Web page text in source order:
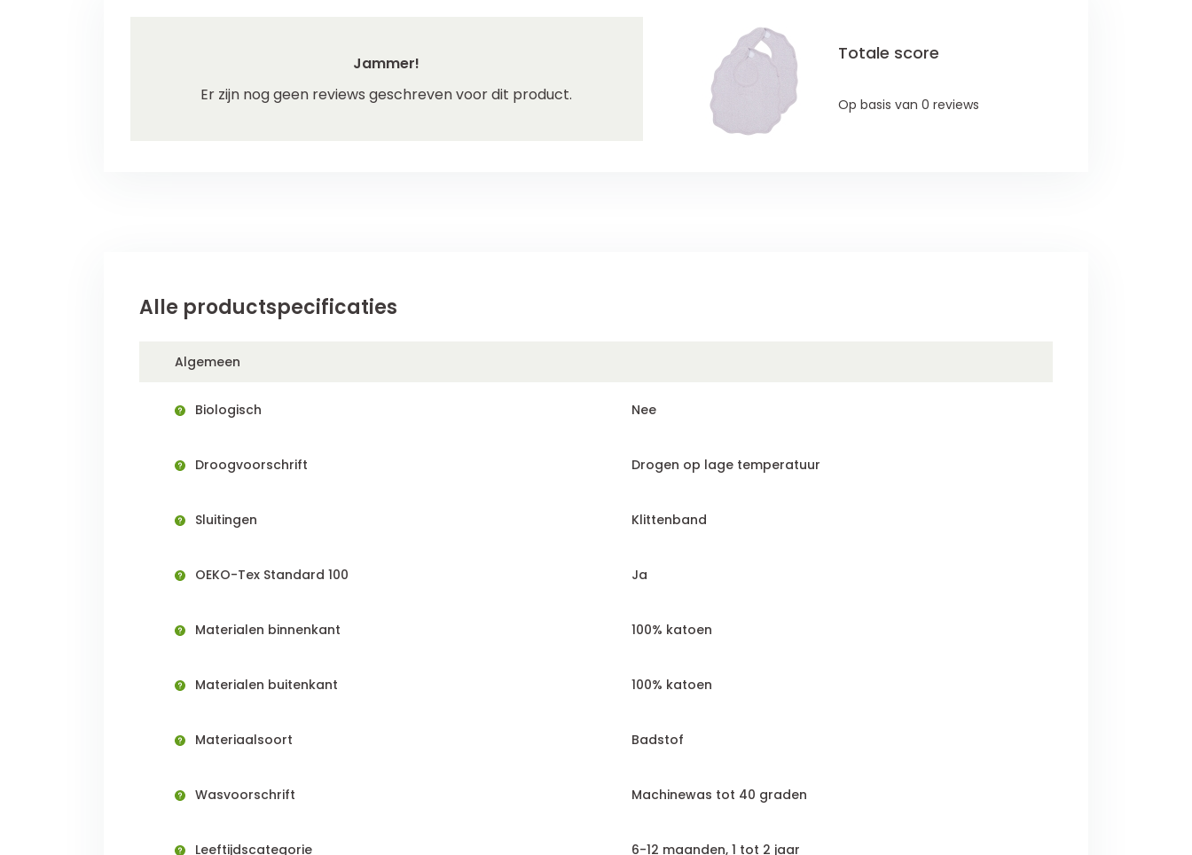
Jammer!
Er zijn nog geen reviews geschreven voor dit product.
Totale score
Op basis van 0 reviews
Alle productspecificaties
Algemeen
Biologisch Nee
Droogvoorschrift Drogen op lage temperatuur
Sluitingen Klittenband
OEKO-Tex Standard 100 Ja
Materialen binnenkant 100% katoen
Materialen buitenkant 100% katoen
Materiaalsoort Badstof
Wasvoorschrift Machinewas tot 40 graden
Leeftijdscategorie 6-12 maanden, 1 tot 2 jaar